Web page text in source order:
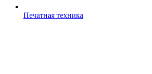
Печатная техника